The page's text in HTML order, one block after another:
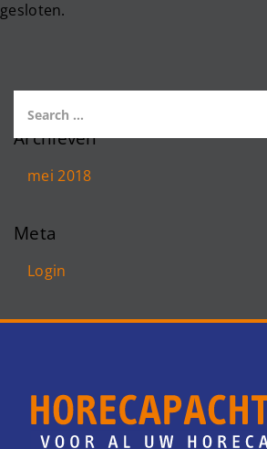
gesloten.
Archieven
mei 2018
Meta
Login